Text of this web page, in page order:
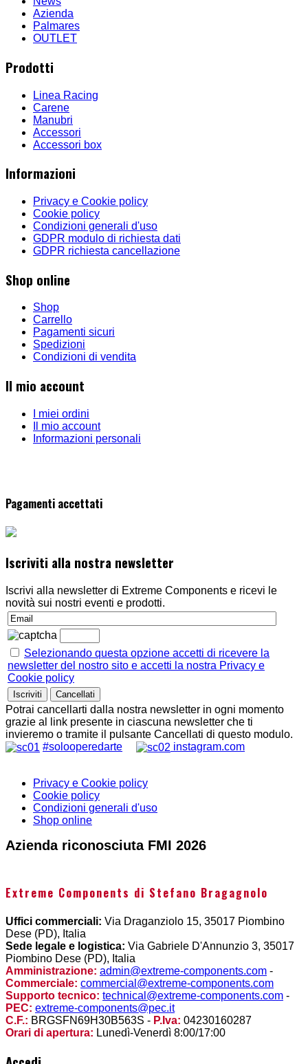
Azienda
Palmares
OUTLET
Prodotti
Linea Racing
Carene
Manubri
Accessori
Accessori box
Informazioni
Privacy e Cookie policy
Cookie policy
Condizioni generali d'uso
GDPR modulo di richiesta dati
GDPR richiesta cancellazione
Shop online
Shop
Carrello
Pagamenti sicuri
Spedizioni
Condizioni di vendita
Il mio account
I miei ordini
Il mio account
Informazioni personali
Pagamenti accettati
Iscriviti alla nostra newsletter
Iscrivi alla newsletter di Extreme Components e ricevi le
novità sui nostri eventi e prodotti.
Selezionando questa opzione accetti di ricevere la
newsletter del nostro sito e accetti la nostra Privacy e
Cookie policy
Potrai cancellarti dalla nostra newsletter in ogni momento
grazie al link presente in ciascuna newsletter che ti
invieremo o tramite il pulsante Cancellati di questo modulo.
#solooperedarte
instagram.com
Privacy e Cookie policy
Cookie policy
Condizioni generali d'uso
Shop online
Azienda riconosciuta FMI 2026
Extreme Components di Stefano Bragagnolo
Uffici commerciali: Via Draganziolo 15, 35017 Piombino
Dese (PD), Italia
Sede legale e logistica: Via Gabriele D'Annunzio 3, 35017
Piombino Dese (PD), Italia
Amministrazione: admin@extreme-components.com -
Commerciale: commercial@extreme-components.com
Supporto tecnico: technical@extreme-components.com -
PEC: extreme-components@pec.it
C.F.: BRGSFN69H30B563S - P.Iva: 04230160287
Orari di apertura: Lunedì-Venerdì 8:00/17:00